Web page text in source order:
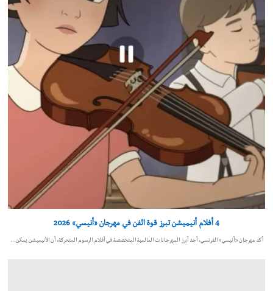
4 أفلام أنيميشن تبرز قوة الفن في مهرجان «أنيسي» 2026
أكد مهرجان «أنيسي» الفرنسي، أحد أبرز المهرجانات العالمية المتخصصة في أفلام الرسوم المتحركة، أن الأنيميشن يمكن…